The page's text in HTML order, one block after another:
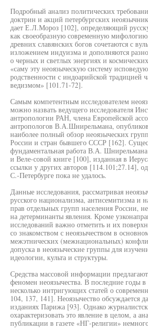
Подробный анализ политических
доктрин и акций петербургских
дает Е.Л.Мороз [102], определяющий
как своеобразную современную
древних славянских богов сочетаются с
изложением индуизма и дополняются
о черных и светлых энергиях и
«саму эту неоязыческую систему
родственности с индоарийской традицией
ведизмом» [101.71-72].
Самым компетентным исследователем
можно назвать ведущего исследователя
антропологии РАН, члена Европейской
антропологов В.А.Шнирельмана,
наиболее полный обзор неоязыческих
России и стран бывшего СССР [162].
фундаментальная работа В.А.
и Веле-совой книге [100], изданная в
ссылки у других авторов [114.101;27.14],
С.-Петербурге пока не удалось.
Данные исследования, рассматривая
русского национализма, антисемитизма и
прав отдельных групп населения России,
на детерминанты явления. Кроме
исследований важно отметить и их
со знакомством с неоязычеством в
межэтнических (межнациональных)
допуска в неоязыческие группы для
идеологии, культа и структуры.
Средства массовой информации
феномен неоязычества. В последние годы в
несколько интригующих статей о
104, 137, 141]. Неоязычество обсуждается
изданиях Парижа [93]. Однако
охарактеризовать это явление в целом, а
публикации в газете «НГ-религии»